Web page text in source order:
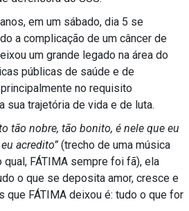
em um sábado, dia 5 se
a complicação de um câncer de
um grande legado na área do
públicas de saúde e de
no requisito
sua trajetória de vida e de luta.
tão nobre, tão bonito, é nele que eu
acredito”(trecho de uma música
qual, FÁTIMA sempre foi fã), ela
o que se deposita amor, cresce e
que FÁTIMA deixou é: tudo o que for